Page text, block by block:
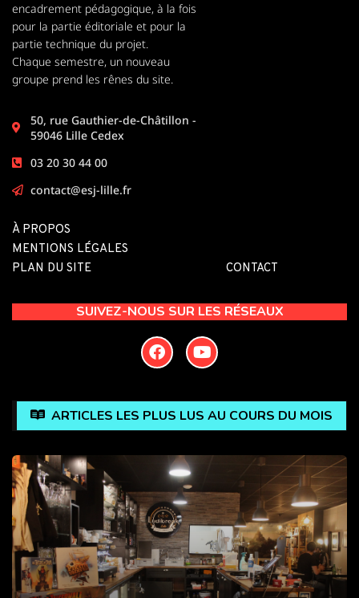
encadrement pédagogique, à la fois
pour la partie éditoriale et pour la
partie technique du projet.
Chaque semestre, un nouveau
groupe prend les rênes du site.
50, rue Gauthier-de-Châtillon -
59046 Lille Cedex
03 20 30 44 00
contact@esj-lille.fr
À PROPOS
MENTIONS LÉGALES
PLAN DU SITE
CONTACT
SUIVEZ-NOUS SUR LES RÉSEAUX
ARTICLES LES PLUS LUS AU COURS DU MOIS